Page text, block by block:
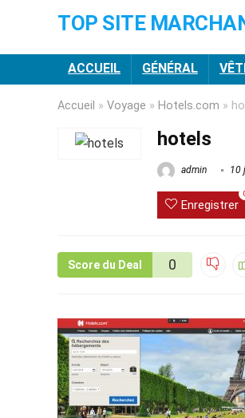
TOP SITE
ACCUEIL GÉNÉRAL
Accueil » Voyage » Hotels.com »
hotels
admin 10
Enregistrer
Score du Deal 0